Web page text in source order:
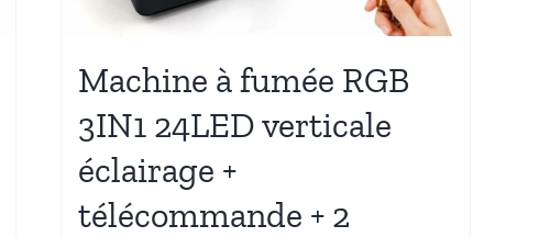
Machine à fumée RGB
3IN1 24LED verticale
éclairage +
télécommande + 2